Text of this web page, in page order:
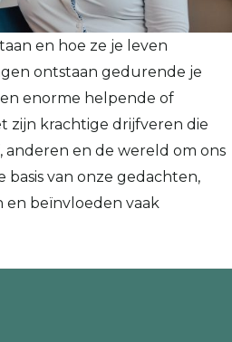
en hoe ze je leven
ontstaan gedurende je
enorme helpende of
zijn krachtige drijfveren die
anderen en de wereld om ons
basis van onze gedachten,
en beïnvloeden vaak